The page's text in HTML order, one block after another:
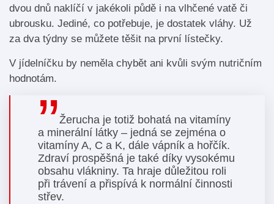
dvou dnů naklíčí v jakékoli půdě i na vlhčené vatě či
ubrousku. Jediné, co potřebuje, je dostatek vláhy. Už
za dva týdny se můžete těšit na první lístečky.
V jídelníčku by neměla chybět ani kvůli svým nutričním
hodnotám.
Žerucha je totiž bohatá na vitamíny
a minerální látky – jedná se zejména o
vitamíny A, C a K, dále vápník a hořčík.
Zdraví prospěšná je také díky vysokému
obsahu vlákniny. Ta hraje důležitou roli
při trávení a přispívá k normální činnosti
střev.